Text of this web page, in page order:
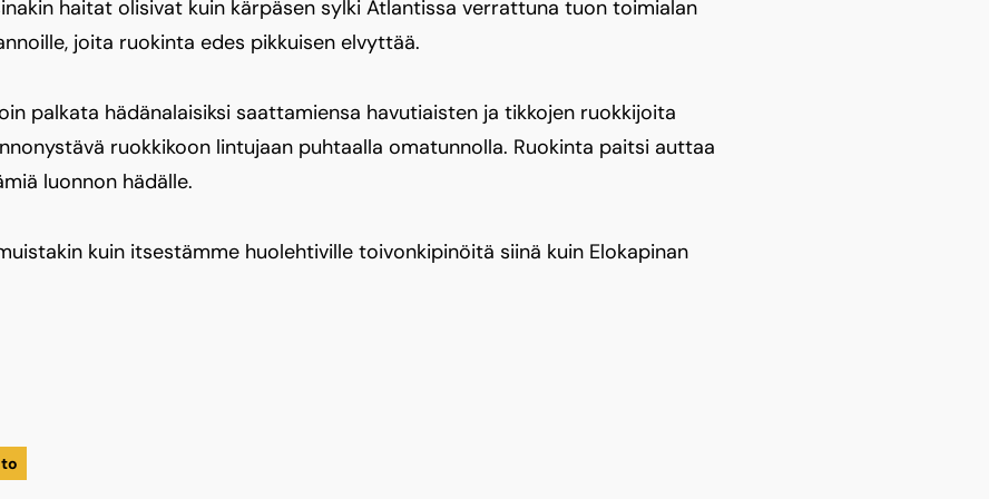
haitat olisivat kuin kärpäsen sylki Atlantissa verrattuna tuon toimialan
joita ruokinta edes pikkuisen elvyttää.
palkata hädänalaisiksi saattamiensa havutiaisten ja tikkojen ruokkijoita
ruokkikoon lintujaan puhtaalla omatunnolla. Ruokinta paitsi auttaa
luonnon hädälle.
kuin itsestämme huolehtiville toivonkipinöitä siinä kuin Elokapinan